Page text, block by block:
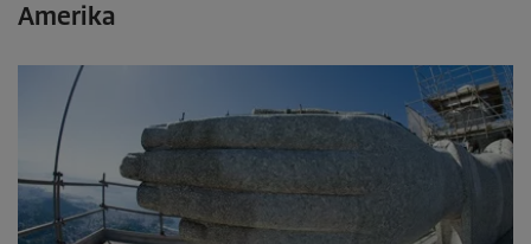
Amerika